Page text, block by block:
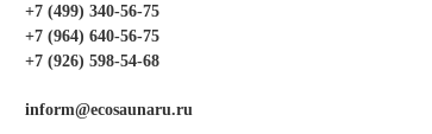
+7 (499) 340-56-75
+7 (964) 640-56-75
+7 (926) 598-54-68
inform@ecosaunaru.ru